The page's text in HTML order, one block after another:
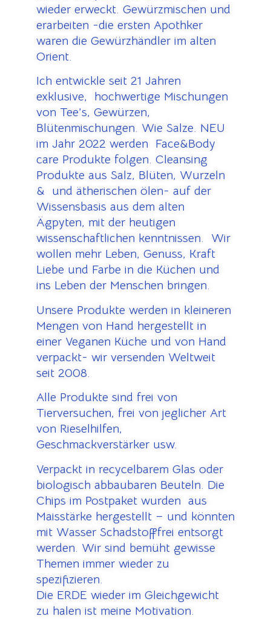
wieder erweckt. Gewürzmischen und
erarbeiten -die ersten Apothker
waren die Gewürzhändler im alten
Orient.
Ich entwickle seit 21 Jahren
exklusive, hochwertige Mischungen
von Tee’s, Gewürzen,
Blütenmischungen. Wie Salze. NEU
im Jahr 2022 werden Face&Body
care Produkte folgen. Cleansing
Produkte aus Salz, Blüten, Wurzeln
& und ätherischen ölen- auf der
Wissensbasis aus dem alten
Ägpyten, mit der heutigen
wissenschaftlichen kenntnissen. Wir
wollen mehr Leben, Genuss, Kraft
Liebe und Farbe in die Küchen und
ins Leben der Menschen bringen.
Unsere Produkte werden in kleineren
Mengen von Hand hergestellt in
einer Veganen Küche und von Hand
verpackt- wir versenden Weltweit
seit 2008.
Alle Produkte sind frei von
Tierversuchen, frei von jeglicher Art
von Rieselhilfen,
Geschmackverstärker usw.
Verpackt in recycelbarem Glas oder
biologisch abbaubaren Beuteln. Die
Chips im Postpaket wurden aus
Maisstärke hergestellt – und könnten
mit Wasser Schadstofffrei entsorgt
werden. Wir sind bemüht gewisse
Themen immer wieder zu
spezifizieren.
Die ERDE wieder im Gleichgewicht
zu halen ist meine Motivation.